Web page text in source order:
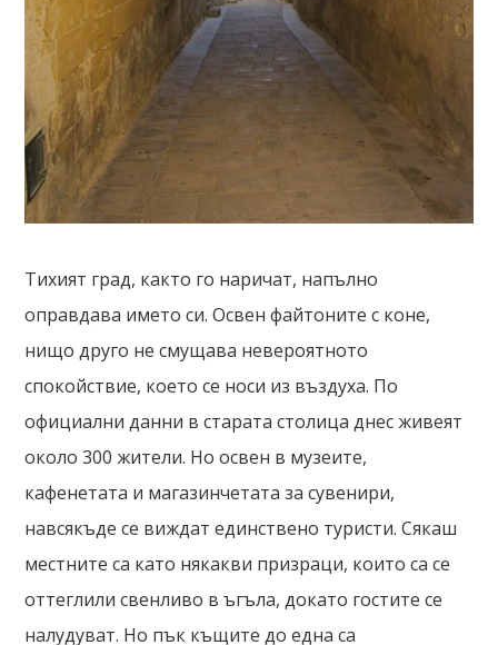
Тихият град, както го наричат, напълно
оправдава името си. Освен файтоните с коне,
нищо друго не смущава невероятното
спокойствие, което се носи из въздуха. По
официални данни в старата столица днес живеят
около 300 жители. Но освен в музеите,
кафенетата и магазинчетата за сувенири,
навсякъде се виждат единствено туристи. Сякаш
местните са като някакви призраци, които са се
оттеглили свенливо в ъгъла, докато гостите се
налудуват. Но пък къщите до една са